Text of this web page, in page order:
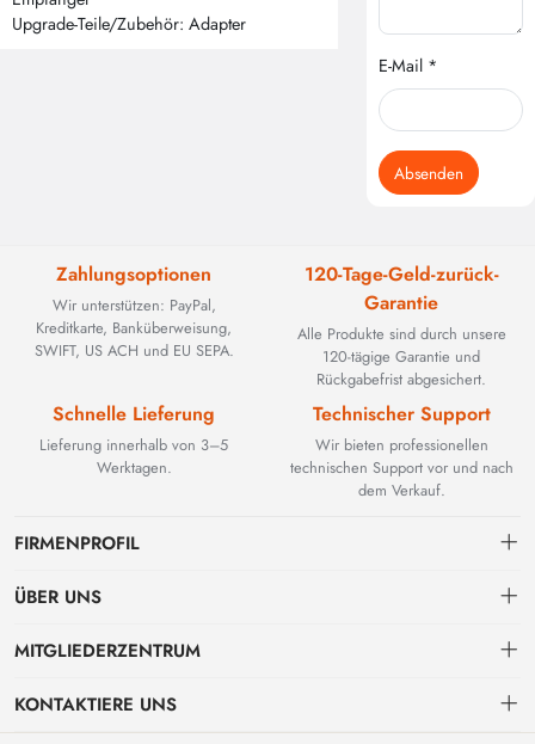
Upgrade-Teile/Zubehör: Adapter
E-Mail *
Absenden
Zahlungsoptionen
Wir unterstützen: PayPal,
Kreditkarte, Banküberweisung,
SWIFT, US ACH und EU SEPA.
120-Tage-Geld-zurück-
Garantie
Alle Produkte sind durch unsere
120-tägige Garantie und
Rückgabefrist abgesichert.
Schnelle Lieferung
Lieferung innerhalb von 3–5
Werktagen.
Technischer Support
Wir bieten professionellen
technischen Support vor und nach
dem Verkauf.
FIRMENPROFIL
BEYOND TECHNOLOGY INTERNATIONAL LIMITED wurde 2002
Glasfaserlösungen. Mit der Weiterentwicklung industrieller Netzwerke
ÜBER UNS
Kontakt
Zahlungs & Rechnungsbedingungen
MITGLIEDERZENTRUM
persönliches Zentrum
KONTAKTIERE UNS